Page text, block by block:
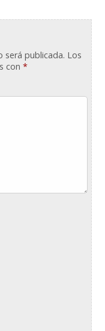
será publicada. Los
con*